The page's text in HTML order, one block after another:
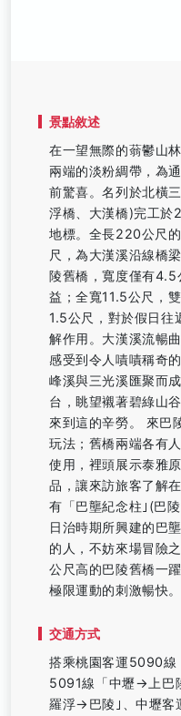
景點敘述
在一望無際的蓊鬱山
兩端的淡粉綢帶，為
前驚喜。名列於北橫
浮橋、大漢橋)完工於
地標。全長220公尺
尺，為大漢溪沿線橋
陵舊橋，寬度僅有4.5
益；全寬11.5公尺，
1.5公尺，對於假日往
解作用。大漢溪流暢
感受到令人嘖嘖稱奇
峰溪與三光溪匯聚而
台，眺望襯著碧綠山
來到這的辛勞。 來巴
玩法；舊橋兩端各有
使用，裡頭展示泰雅
品，讓來訪旅客了解
有「巴壟紀念柱｣(巴
日治時期所興建的巴
的人，不妨來場冒險
公尺高的巴陵舊橋一
極限運動的刺激暢快。
交通方式
搭乘桃園客運5090線
5091線「中壢→上
羅浮→巴陵｣、中壢